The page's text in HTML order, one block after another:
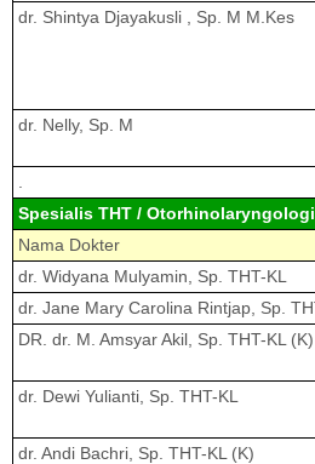
dr. Shintya Djayakusli , Sp. M M.Kes
dr. Nelly, Sp. M
Spesialis THT /
Nama Dokter
dr. Widyana Mulyamin, Sp. THT-KL
dr. Jane Mary Carolina Rintjap, Sp.
DR. dr. M. Amsyar Akil, Sp. THT-KL (K)
dr. Dewi Yulianti, Sp. THT-KL
dr. Andi Bachri, Sp. THT-KL (K)